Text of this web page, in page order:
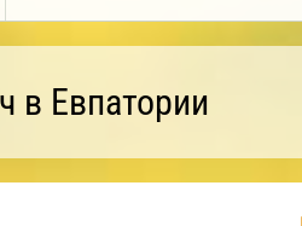
в Евпатории